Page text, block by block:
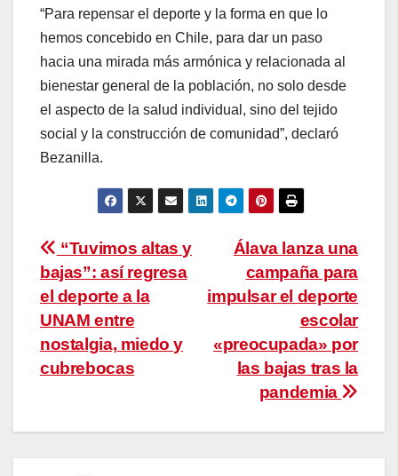
“Para repensar el deporte y la forma en que lo
hemos concebido en Chile, para dar un paso
hacia una mirada más armónica y relacionada al
bienestar general de la población, no solo desde
el aspecto de la salud individual, sino del tejido
social y la construcción de comunidad”, declaró
Bezanilla.
Navegación
de
entradas
Álava lanza una
campaña para
impulsar el deporte
escolar
«preocupada» por
las bajas tras la
pandemia
“Tuvimos altas y
bajas”: así regresa
el deporte a la
UNAM entre
nostalgia, miedo y
cubrebocas